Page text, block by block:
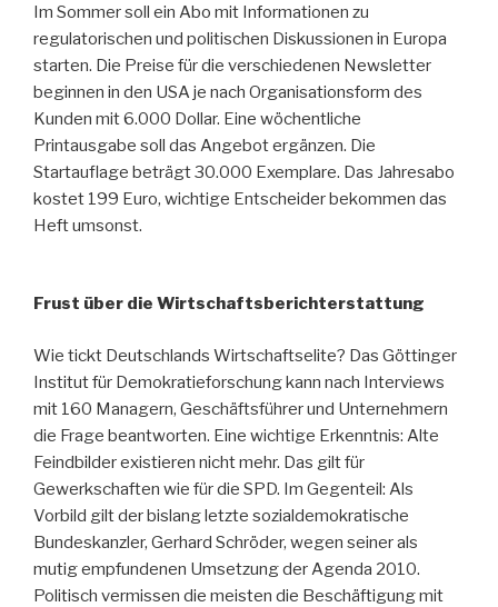
Im Sommer soll ein Abo mit Informationen zu
regulatorischen und politischen Diskussionen in Europa
starten. Die Preise für die verschiedenen Newsletter
beginnen in den USA je nach Organisationsform des
Kunden mit 6.000 Dollar. Eine wöchentliche
Printausgabe soll das Angebot ergänzen. Die
Startauflage beträgt 30.000 Exemplare. Das Jahresabo
kostet 199 Euro, wichtige Entscheider bekommen das
Heft umsonst.
Frust über die Wirtschaftsberichterstattung
Wie tickt Deutschlands Wirtschaftselite? Das Göttinger
Institut für Demokratieforschung kann nach Interviews
mit 160 Managern, Geschäftsführer und Unternehmern
die Frage beantworten. Eine wichtige Erkenntnis: Alte
Feindbilder existieren nicht mehr. Das gilt für
Gewerkschaften wie für die SPD. Im Gegenteil: Als
Vorbild gilt der bislang letzte sozialdemokratische
Bundeskanzler, Gerhard Schröder, wegen seiner als
mutig empfundenen Umsetzung der Agenda 2010.
Politisch vermissen die meisten die Beschäftigung mit